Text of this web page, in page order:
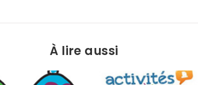
À lire aussi